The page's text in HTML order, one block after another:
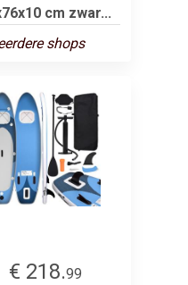
cm zwar...
shops
€ 218.99